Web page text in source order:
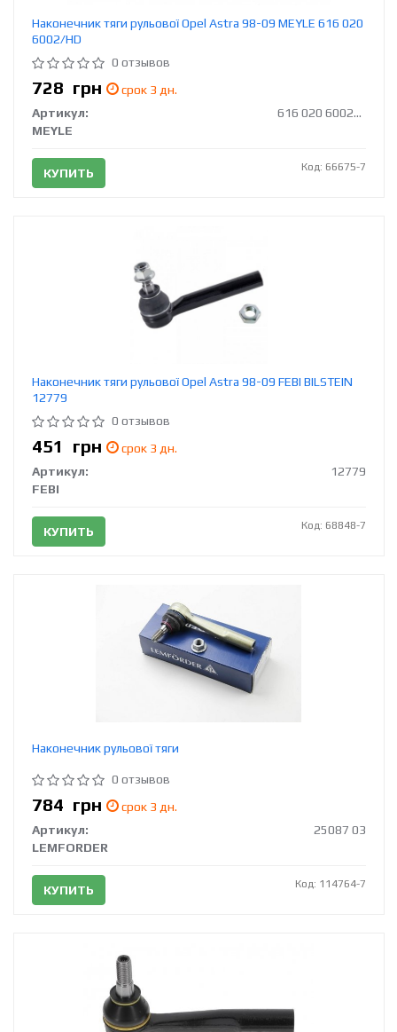
Наконечник тяги рульової Opel Astra 98-09 MEYLE 616 020
6002/HD
0 отзывов
728 грн
срок 3 дн.
Артикул:
616 020 6002/HD
MEYLE
КУПИТЬ Код: 66675-7
Наконечник тяги рульової Opel Astra 98-09 FEBI BILSTEIN
12779
0 отзывов
451 грн
срок 3 дн.
Артикул:
12779
FEBI
КУПИТЬ Код: 68848-7
Наконечник рульової тяги
0 отзывов
784 грн
срок 3 дн.
Артикул:
25087 03
LEMFORDER
КУПИТЬ Код: 114764-7